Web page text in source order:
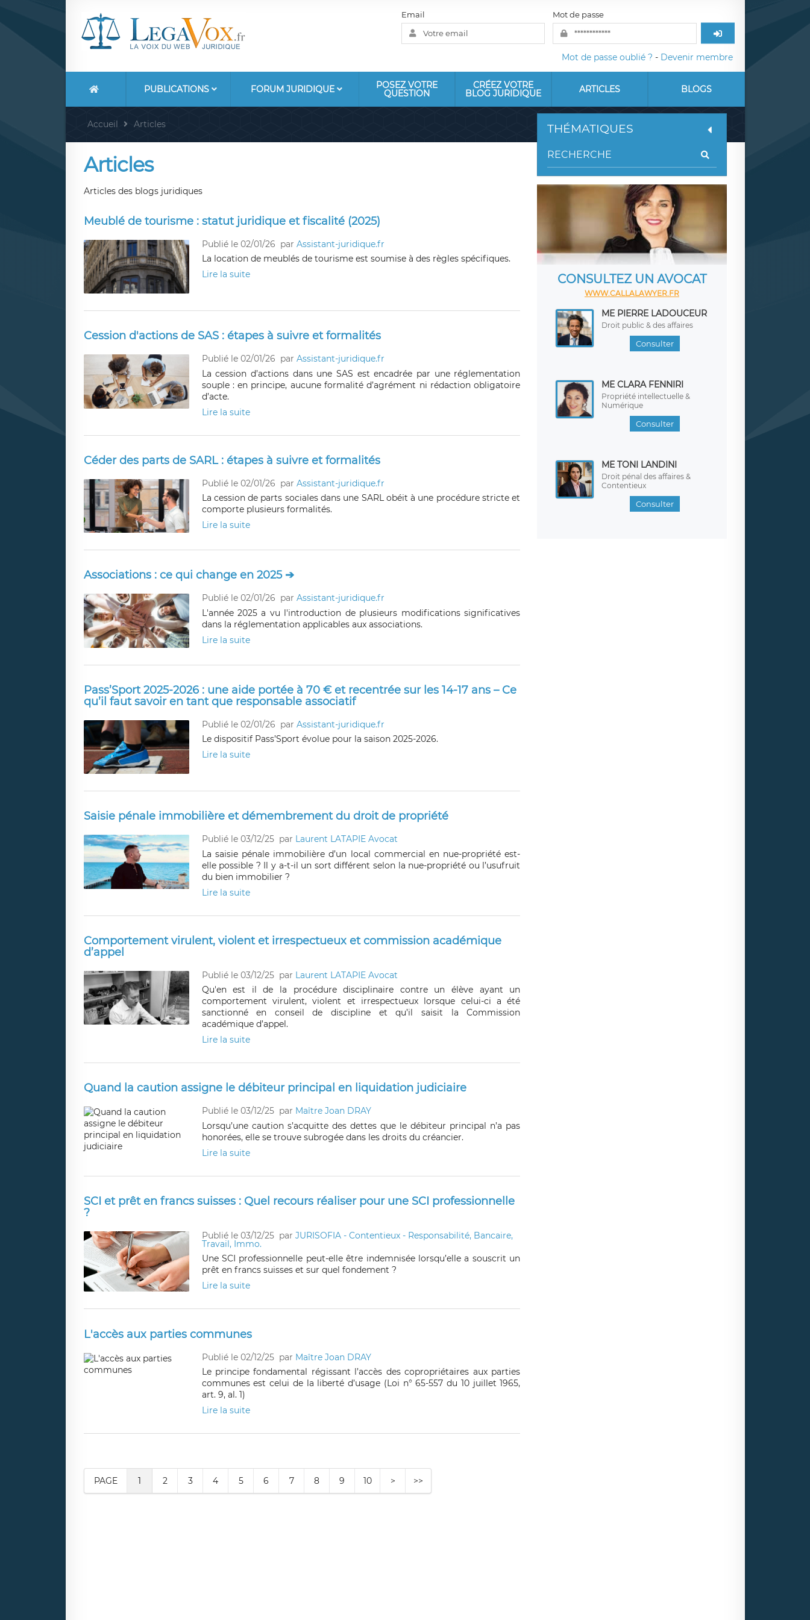
Email Mot de passe
Mot de passe oublié ? - Devenir membre
PUBLICATIONS FORUM JURIDIQUE POSEZ VOTRE
QUESTION
CRÉEZ VOTRE
BLOG JURIDIQUE ARTICLES BLOGS
Accueil Articles
Articles
Articles des blogs juridiques
Meublé de tourisme : statut juridique et fiscalité (2025)
Publié le 02/01/26 par Assistant-juridique.fr
La location de meublés de tourisme est soumise à des règles spécifiques.
Lire la suite
Cession d'actions de SAS : étapes à suivre et formalités
Publié le 02/01/26 par Assistant-juridique.fr
La cession d’actions dans une SAS est encadrée par une réglementation
souple : en principe, aucune formalité d’agrément ni rédaction obligatoire
d’acte.
Lire la suite
Céder des parts de SARL : étapes à suivre et formalités
Publié le 02/01/26 par Assistant-juridique.fr
La cession de parts sociales dans une SARL obéit à une procédure stricte et
comporte plusieurs formalités.
Lire la suite
Associations : ce qui change en 2025 ➔
Publié le 02/01/26 par Assistant-juridique.fr
L'année 2025 a vu l'introduction de plusieurs modifications significatives
dans la réglementation applicables aux associations.
Lire la suite
Pass’Sport 2025-2026 : une aide portée à 70 € et recentrée sur les 14-17 ans – Ce
qu’il faut savoir en tant que responsable associatif
Publié le 02/01/26 par Assistant-juridique.fr
Le dispositif Pass’Sport évolue pour la saison 2025-2026.
Lire la suite
Saisie pénale immobilière et démembrement du droit de propriété
Publié le 03/12/25 par Laurent LATAPIE Avocat
La saisie pénale immobilière d’un local commercial en nue-propriété est-
elle possible ? Il y a-t-il un sort différent selon la nue-propriété ou l’usufruit
du bien immobilier ?
Lire la suite
Comportement virulent, violent et irrespectueux et commission académique
d’appel
Publié le 03/12/25 par Laurent LATAPIE Avocat
Qu'en est il de la procédure disciplinaire contre un élève ayant un
comportement virulent, violent et irrespectueux lorsque celui-ci a été
sanctionné en conseil de discipline et qu’il saisit la Commission
académique d’appel.
Lire la suite
Quand la caution assigne le débiteur principal en liquidation judiciaire
Publié le 03/12/25 par Maître Joan DRAY
Lorsqu’une caution s’acquitte des dettes que le débiteur principal n’a pas
honorées, elle se trouve subrogée dans les droits du créancier.
Lire la suite
SCI et prêt en francs suisses : Quel recours réaliser pour une SCI professionnelle
?
Publié le 03/12/25 par JURISOFIA - Contentieux - Responsabilité, Bancaire,
Travail, Immo.
Une SCI professionnelle peut-elle être indemnisée lorsqu’elle a souscrit un
prêt en francs suisses et sur quel fondement ?
Lire la suite
L'accès aux parties communes
Publié le 02/12/25 par Maître Joan DRAY
Le principe fondamental régissant l’accès des copropriétaires aux parties
communes est celui de la liberté d’usage (Loi n° 65-557 du 10 juillet 1965,
art. 9, al. 1)
Lire la suite
PAGE 1 2 3 4 5 6 7 8 9 10 > >>
THÉMATIQUES
CONSULTEZ UN AVOCAT
WWW.CALLALAWYER.FR
ME PIERRE LADOUCEUR
Droit public & des affaires
Consulter
ME CLARA FENNIRI
Propriété intellectuelle &
Numérique
Consulter
ME TONI LANDINI
Droit pénal des affaires &
Contentieux
Consulter